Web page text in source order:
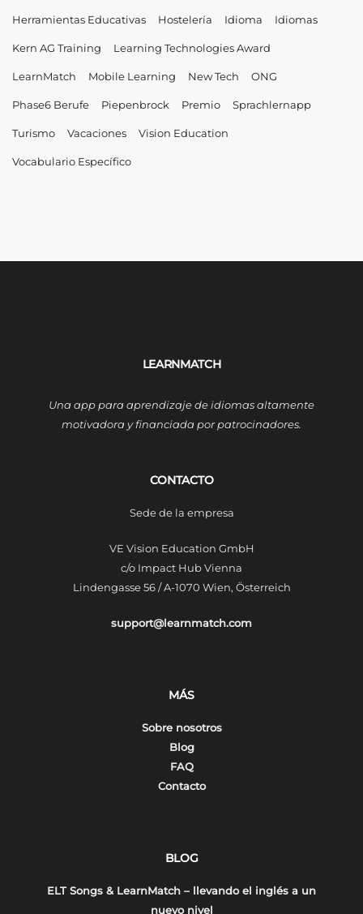
Herramientas Educativas Hostelería Idioma Idiomas
Kern AG Training Learning Technologies Award
LearnMatch Mobile Learning New Tech ONG
Phase6 Berufe Piepenbrock Premio Sprachlernapp
Turismo Vacaciones Vision Education
Vocabulario Específico
LEARNMATCH
Una app para aprendizaje de idiomas altamente
motivadora y financiada por patrocinadores.
CONTACTO
Sede de la empresa
VE Vision Education GmbH
c/o Impact Hub Vienna
Lindengasse 56 / A-1070 Wien, Österreich
support@learnmatch.com
MÁS
Sobre nosotros
Blog
FAQ
Contacto
BLOG
ELT Songs & LearnMatch – llevando el inglés a un
nuevo nivel